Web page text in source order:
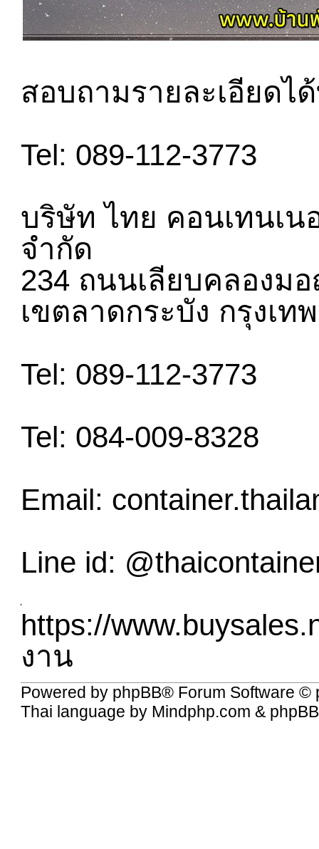
สอบถามรายละเอียดไ
Tel: 089-112-3773
บริษัท ไทย คอนเทนเ
จำกัด
234 ถนนเลียบคลองม
เขตลาดกระบัง กรุงเท
Tel: 089-112-3773
Tel: 084-009-8328
Email:
Line id:
https://
งาน
Powered by phpBB® Forum Software ©
Thai language by Mindphp.com &